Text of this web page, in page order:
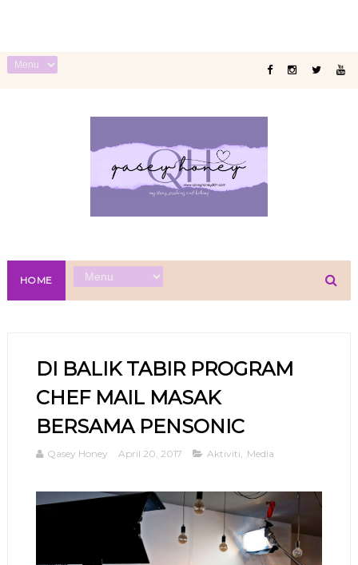
HOME
DI BALIK TABIR PROGRAM
CHEF MAIL MASAK
BERSAMA PENSONIC
Qasey Honey April 20, 2017 Aktiviti Media